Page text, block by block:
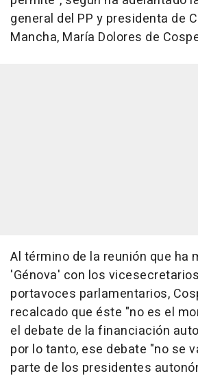
general del PP y presidenta de
Mancha, María Dolores de
Al término de la reunión que ha
'Génova' con los
portavoces parlamentarios,
recalcado que éste "no es el
el debate de la financiación
por lo tanto, ese debate "no se
parte de los presidentes